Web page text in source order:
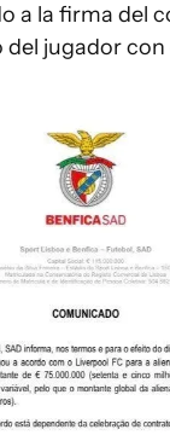
a la firma del
jugador con